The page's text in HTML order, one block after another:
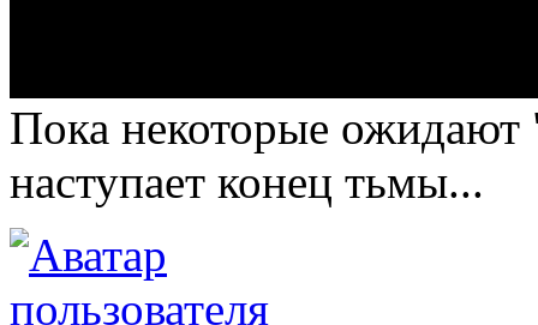
Пока некоторые ожидают
наступает конец тьмы...